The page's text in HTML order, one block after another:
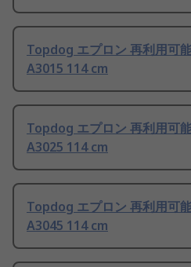
Topdog エプロン 再利用可
A3015 114 cm
Topdog エプロン 再利用可
A3025 114 cm
Topdog エプロン 再利用可
A3045 114 cm